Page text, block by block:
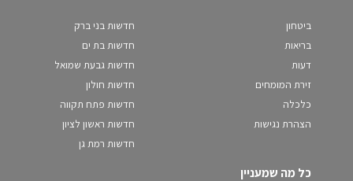
ביטחון
בריאות
דעות
זירת המומחים
כלכלה
הצהרת נגישות
חדשות בני ברק
חדשות בת ים
חדשות גבעת שמואל
חדשות חולון
חדשות פתח תקווה
חדשות ראשון לציון
חדשות רמת גן
כל מה שמעניין